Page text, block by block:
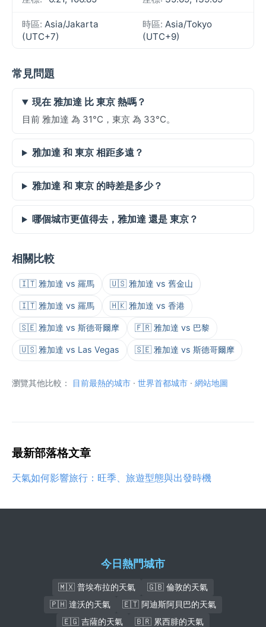
時區: Asia/Jakarta
(UTC+7)
時區: Asia/Tokyo
(UTC+9)
常見問題
現在 雅加達 比 東京 熱嗎？
目前 雅加達 為 31°C，東京 為 33°C。
雅加達 和 東京 相距多遠？
雅加達 和 東京 的時差是多少？
哪個城市更值得去，雅加達 還是 東京？
相關比較
🇮🇹 雅加達 vs 羅馬 🇺🇸 雅加達 vs 舊金山
🇮🇹 雅加達 vs 羅馬 🇭🇰 雅加達 vs 香港
🇸🇪 雅加達 vs 斯德哥爾摩 🇫🇷 雅加達 vs 巴黎
🇺🇸 雅加達 vs Las Vegas 🇸🇪 雅加達 vs 斯德哥爾摩
瀏覽其他比較： 目前最熱的城市 · 世界首都城市 · 網站地圖
最新部落格文章
天氣如何影響旅行：旺季、旅遊型態與出發時機
今日熱門城市
🇲🇽 普埃布拉的天氣
🇬🇧 倫敦的天氣
🇵🇭 達沃的天氣
🇪🇹 阿迪斯阿貝巴的天氣
🇪🇬 吉薩的天氣
🇧🇷 累西腓的天氣